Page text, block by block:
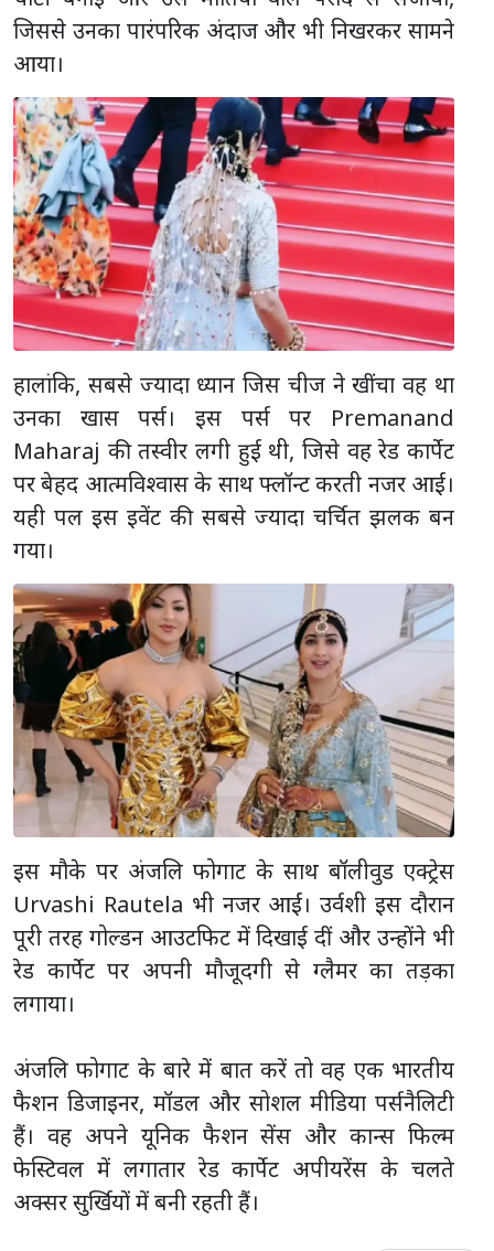
जिससे उनका पारंपरिक अंदाज और भी निखरकर सामने
आया।
हालांकि, सबसे ज्यादा ध्यान जिस चीज ने खींचा वह था
उनका खास पर्स। इस पर्स पर Premanand
Maharaj की तस्वीर लगी हुई थी, जिसे वह रेड कार्पेट
पर बेहद आत्मविश्वास के साथ फ्लॉन्ट करती नजर आईं।
यही पल इस इवेंट की सबसे ज्यादा चर्चित झलक बन
गया।
इस मौके पर अंजलि फोगाट के साथ बॉलीवुड एक्ट्रेस
Urvashi Rautela भी नजर आईं। उर्वशी इस दौरान
पूरी तरह गोल्डन आउटफिट में दिखाई दीं और उन्होंने भी
रेड कार्पेट पर अपनी मौजूदगी से ग्लैमर का तड़का
लगाया।
अंजलि फोगाट के बारे में बात करें तो वह एक भारतीय
फैशन डिजाइनर, मॉडल और सोशल मीडिया पर्सनैलिटी
हैं। वह अपने यूनिक फैशन सेंस और कान्स फिल्म
फेस्टिवल में लगातार रेड कार्पेट अपीयरेंस के चलते
अक्सर सुर्खियों में बनी रहती हैं।